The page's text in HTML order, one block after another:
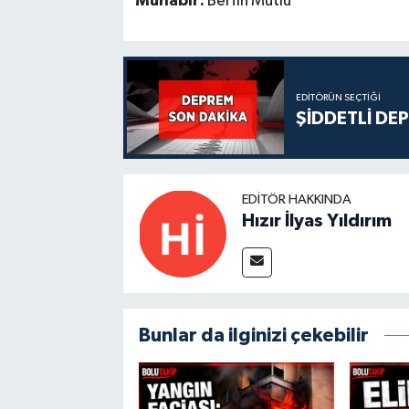
EDITÖRÜN SEÇTIĞI
ŞİDDETLİ
EDITÖR HAKKINDA
Hızır İlyas Yıldırım
Bunlar da ilginizi çekebilir